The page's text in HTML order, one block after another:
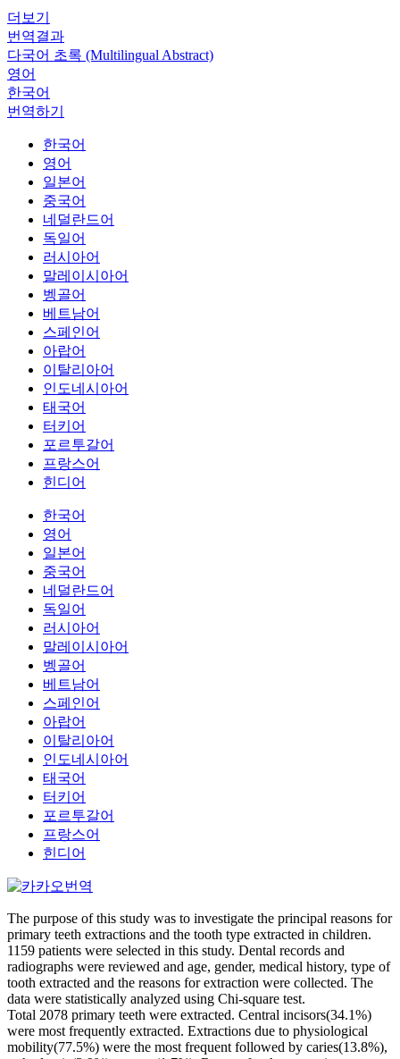
더보기
번역결과
다국어 초록 (Multilingual Abstract)
영어
한국어
번역하기
한국어
영어
일본어
중국어
네덜란드어
독일어
러시아어
말레이시아어
벵골어
베트남어
스페인어
아랍어
이탈리아어
인도네시아어
태국어
터키어
포르투갈어
프랑스어
힌디어
한국어
영어
일본어
중국어
네덜란드어
독일어
러시아어
말레이시아어
벵골어
베트남어
스페인어
아랍어
이탈리아어
인도네시아어
태국어
터키어
포르투갈어
프랑스어
힌디어
The purpose of this study was to investigate the principal reasons for
primary teeth extractions and the tooth type extracted in children.
1159 patients were selected in this study. Dental records and
radiographs were reviewed and age, gender, medical history, type of
tooth extracted and the reasons for extraction were collected. The
data were statistically analyzed using Chi-square test.
Total 2078 primary teeth were extracted. Central incisors(34.1%)
were most frequently extracted. Extractions due to physiological
mobility(77.5%) were the most frequent followed by caries(13.8%),